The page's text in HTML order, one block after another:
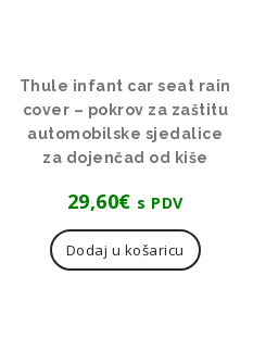
Thule infant car seat rain
cover – pokrov za zaštitu
automobilske sjedalice
za dojenčad od kiše
29,60€ s PDV
Dodaj u košaricu